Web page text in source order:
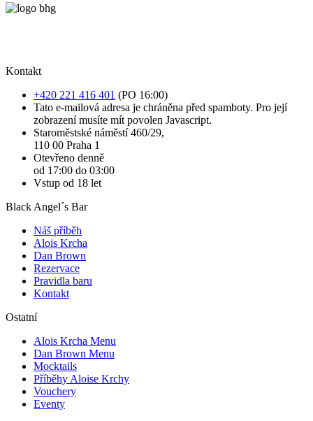
Kontakt
+420 221 416 401 (PO 16:00)
Tato e-mailová adresa je chráněna před spamboty. Pro její
zobrazení musíte mít povolen Javascript.
Staroměstské náměstí 460/29,
110 00 Praha 1
Otevřeno denně
od 17:00 do 03:00
Vstup od 18 let
Black Angel´s Bar
Náš příběh
Alois Krcha
Dan Brown
Rezervace
Pravidla baru
Kontakt
Ostatní
Alois Krcha Menu
Dan Brown Menu
Mocktails
Příběhy Aloise Krchy
Vouchery
Eventy